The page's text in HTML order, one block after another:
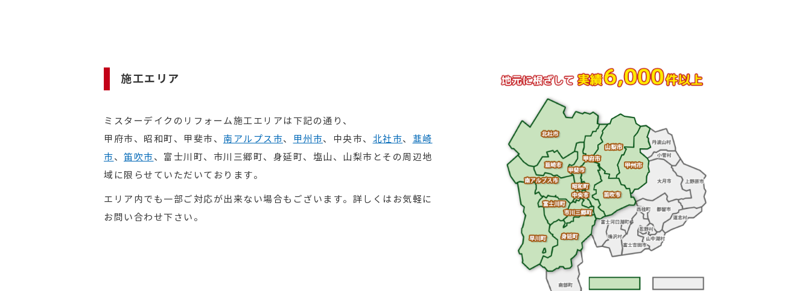
施工エリア
ミスターデイクのリフォーム施工エリアは下記の通り、
甲府市、昭和町、甲斐市、 南アルプス市、 甲州市、中央市、 北社市、 韮崎
市、 笛吹市、富士川町、市川三郷町、身延町、塩山、山梨市とその周辺地
域に限らせていただいております。
エリア内でも一部ご対応が出来ない場合もございます。詳しくはお気軽に
お問い合わせ下さい。